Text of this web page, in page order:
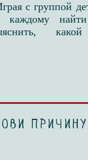
с группой
каждому
какой